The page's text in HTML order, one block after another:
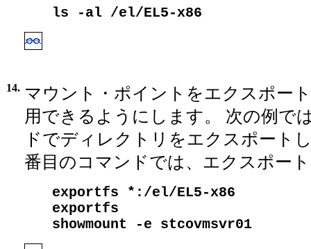
ls -al /el/EL5-x86
14. マウント・ポイントをエクスポー
用できるようにします。 次の例で
ドでディレクトリをエクスポート
番目のコマンドでは、エクスポー
exportfs *:/el/EL5-x86
exportfs
showmount -e stcovmsvr01